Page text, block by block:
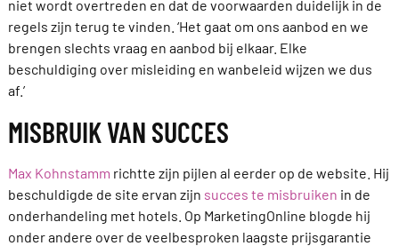
niet wordt overtreden en dat de voorwaarden duidelijk in de
regels zijn terug te vinden. ‘Het gaat om ons aanbod en we
brengen slechts vraag en aanbod bij elkaar. Elke
beschuldiging over misleiding en wanbeleid wijzen we dus
af.’
MISBRUIK VAN SUCCES
Max Kohnstamm richtte zijn pijlen al eerder op de website. Hij
beschuldigde de site ervan zijn succes te misbruiken in de
onderhandeling met hotels. Op MarketingOnline blogde hij
onder andere over de veelbesproken laagste prijsgarantie